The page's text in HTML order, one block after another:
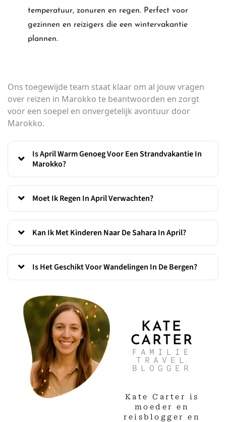
temperatuur, zonuren en regen. Perfect voor
gezinnen en reizigers die een wintervakantie
plannen.
Ons toegewijde team staat klaar om al jouw vragen
over reizen in Marokko te beantwoorden en zorgt
voor een soepel en onvergetelijk avontuur door
Marokko.
Is April Warm Genoeg Voor Een Strandvakantie In
Marokko?
Moet Ik Regen In April Verwachten?
Kan Ik Met Kinderen Naar De Sahara In April?
Is Het Geschikt Voor Wandelingen In De Bergen?
KATE
CARTER
FAMILIE
TRAVEL
BLOGGER
Kate Carter is
moeder en
reisblogger en